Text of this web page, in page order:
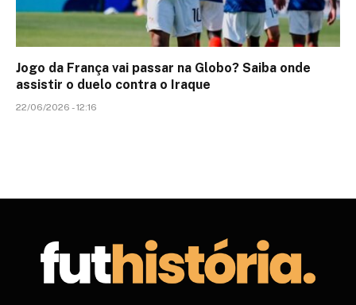
Jogo da França vai passar na Globo? Saiba onde
assistir o duelo contra o Iraque
22/06/2026 - 12:16